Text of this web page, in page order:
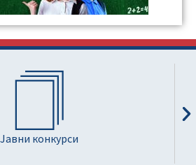
Јавни конкурси